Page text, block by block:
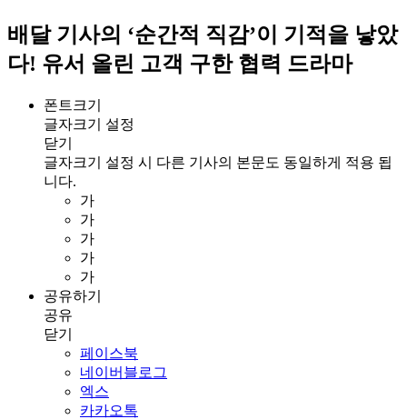
배달 기사의 ‘순간적 직감’이 기적을 낳았
다! 유서 올린 고객 구한 협력 드라마
폰트크기
글자크기 설정
닫기
글자크기 설정 시 다른 기사의 본문도 동일하게 적용 됩
니다.
가
가
가
가
가
공유하기
공유
닫기
페이스북
네이버블로그
엑스
카카오톡